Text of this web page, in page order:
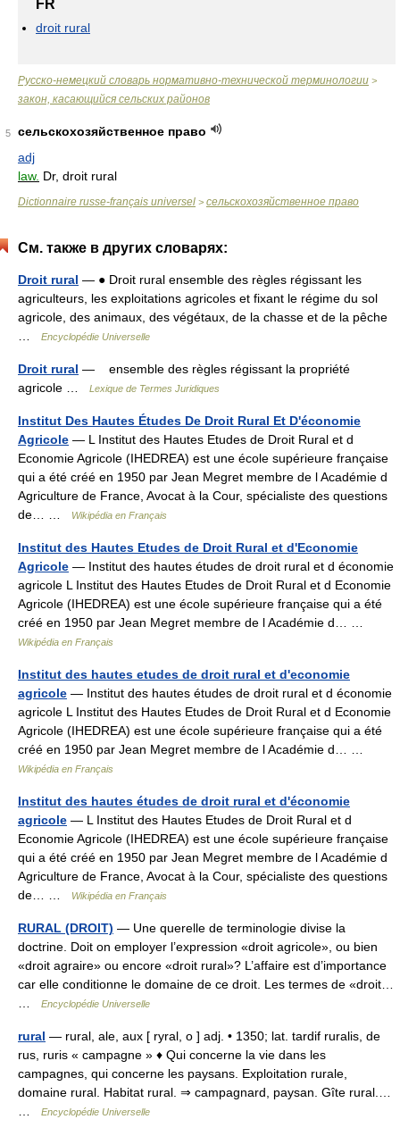
FR
droit rural
Русско-немецкий словарь нормативно-технической терминологии >
закон, касающийся сельских районов
5
сельскохозяйственное право
adj
law. Dr, droit rural
Dictionnaire russe-français universel > сельскохозяйственное право
См. также в других словарях:
Droit rural — ● Droit rural ensemble des règles régissant les
agriculteurs, les exploitations agricoles et fixant le régime du sol
agricole, des animaux, des végétaux, de la chasse et de la pêche
Encyclopédie Universelle
Droit rural — ensemble des règles régissant la propriété
agricole …
Lexique de Termes Juridiques
Institut Des Hautes Études De Droit Rural Et D'économie
Agricole — L Institut des Hautes Etudes de Droit Rural et d
Economie Agricole (IHEDREA) est une école supérieure française
qui a été créé en 1950 par Jean Megret membre de l Académie d
Agriculture de France, Avocat à la Cour, spécialiste des questions
de… …
Wikipédia en Français
Institut des Hautes Etudes de Droit Rural et d'Economie
Agricole — Institut des hautes études de droit rural et d économie
agricole L Institut des Hautes Etudes de Droit Rural et d Economie
Agricole (IHEDREA) est une école supérieure française qui a été
créé en 1950 par Jean Megret membre de l Académie d… …
Wikipédia en Français
Institut des hautes etudes de droit rural et d'economie
agricole — Institut des hautes études de droit rural et d économie
agricole L Institut des Hautes Etudes de Droit Rural et d Economie
Agricole (IHEDREA) est une école supérieure française qui a été
créé en 1950 par Jean Megret membre de l Académie d… …
Wikipédia en Français
Institut des hautes études de droit rural et d'économie
agricole — L Institut des Hautes Etudes de Droit Rural et d
Economie Agricole (IHEDREA) est une école supérieure française
qui a été créé en 1950 par Jean Megret membre de l Académie d
Agriculture de France, Avocat à la Cour, spécialiste des questions
de… …
Wikipédia en Français
RURAL (DROIT) — Une querelle de terminologie divise la
doctrine. Doit on employer l’expression «droit agricole», ou bien
«droit agraire» ou encore «droit rural»? L’affaire est d’importance
car elle conditionne le domaine de ce droit. Les termes de «droit…
Encyclopédie Universelle
rural — rural, ale, aux [ ryral, o ] adj. • 1350; lat. tardif ruralis, de
rus, ruris « campagne » ♦ Qui concerne la vie dans les
campagnes, qui concerne les paysans. Exploitation rurale,
domaine rural. Habitat rural. ⇒ campagnard, paysan. Gîte rural.…
Encyclopédie Universelle